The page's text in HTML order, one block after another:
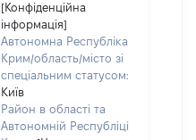
[Конфіденційна
інформація]
Автономна Республіка
Крим/область/місто зі
спеціальним статусом:
Київ
Район в області та
Автономній Республіці